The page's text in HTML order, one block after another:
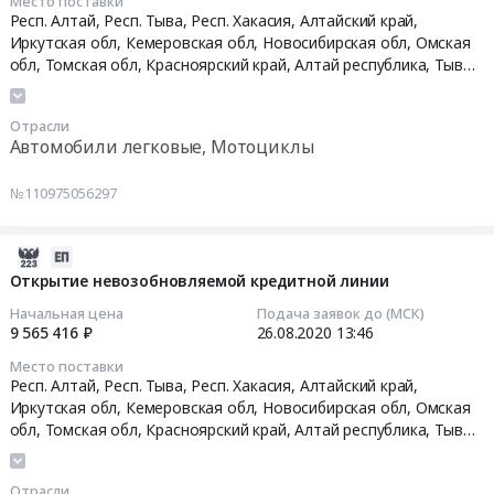
Респ. Алтай, Респ. Тыва, Респ. Хакасия, Алтайский край,
Иркутская обл, Кемеровская обл, Новосибирская обл, Омская
обл, Томская обл, Красноярский край,Алтай республика, Тыва
республика
область
Омская область
Отрасли
Автомобили легковые, Мотоциклы
№110975056297
Открытие невозобновляемой кредитной линии
Начальная цена
9 565 416 ₽
Подача заявок до (МСК)
26.08.2020 13:46
Место поставки
Респ. Алтай, Респ. Тыва, Респ. Хакасия, Алтайский край,
Иркутская обл, Кемеровская обл, Новосибирская обл, Омская
обл, Томская обл, Красноярский край,Алтай республика, Тыва
республика
область